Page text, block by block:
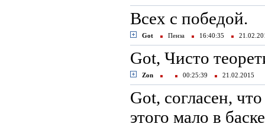
Всех с победой.
Got Пенза 16:40:35
Got, Чисто
Zon 00:25:39 21.02.2015
Got, cогласен,
этого мало в